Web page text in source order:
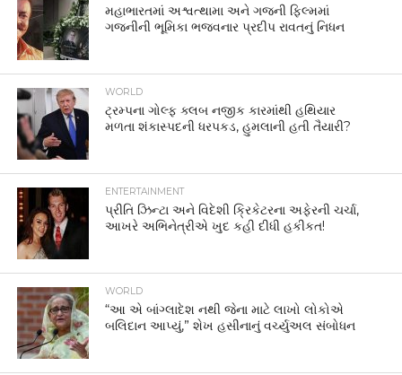
મહાભારતમાં અશ્વત્થામા અને ગજની ફિલ્મમાં
ગજનીની ભૂમિકા ભજવનાર પ્રદીપ રાવતનું નિધન
WORLD
ટ્રમ્પના ગોલ્ફ ક્લબ નજીક કારમાંથી હથિયાર
મળતા શંકાસ્પદની ધરપકડ, હુમલાની હતી તૈયારી?
ENTERTAINMENT
પ્રીતિ ઝિન્ટા અને વિદેશી ક્રિકેટરના અફેરની ચર્ચા,
આખરે અભિનેત્રીએ ખુદ કહી દીધી હકીકત!
WORLD
“આ એ બાંગ્લાદેશ નથી જેના માટે લાખો લોકોએ
બલિદાન આપ્યું,” શેખ હસીનાનું વર્ચ્યુઅલ સંબોધન